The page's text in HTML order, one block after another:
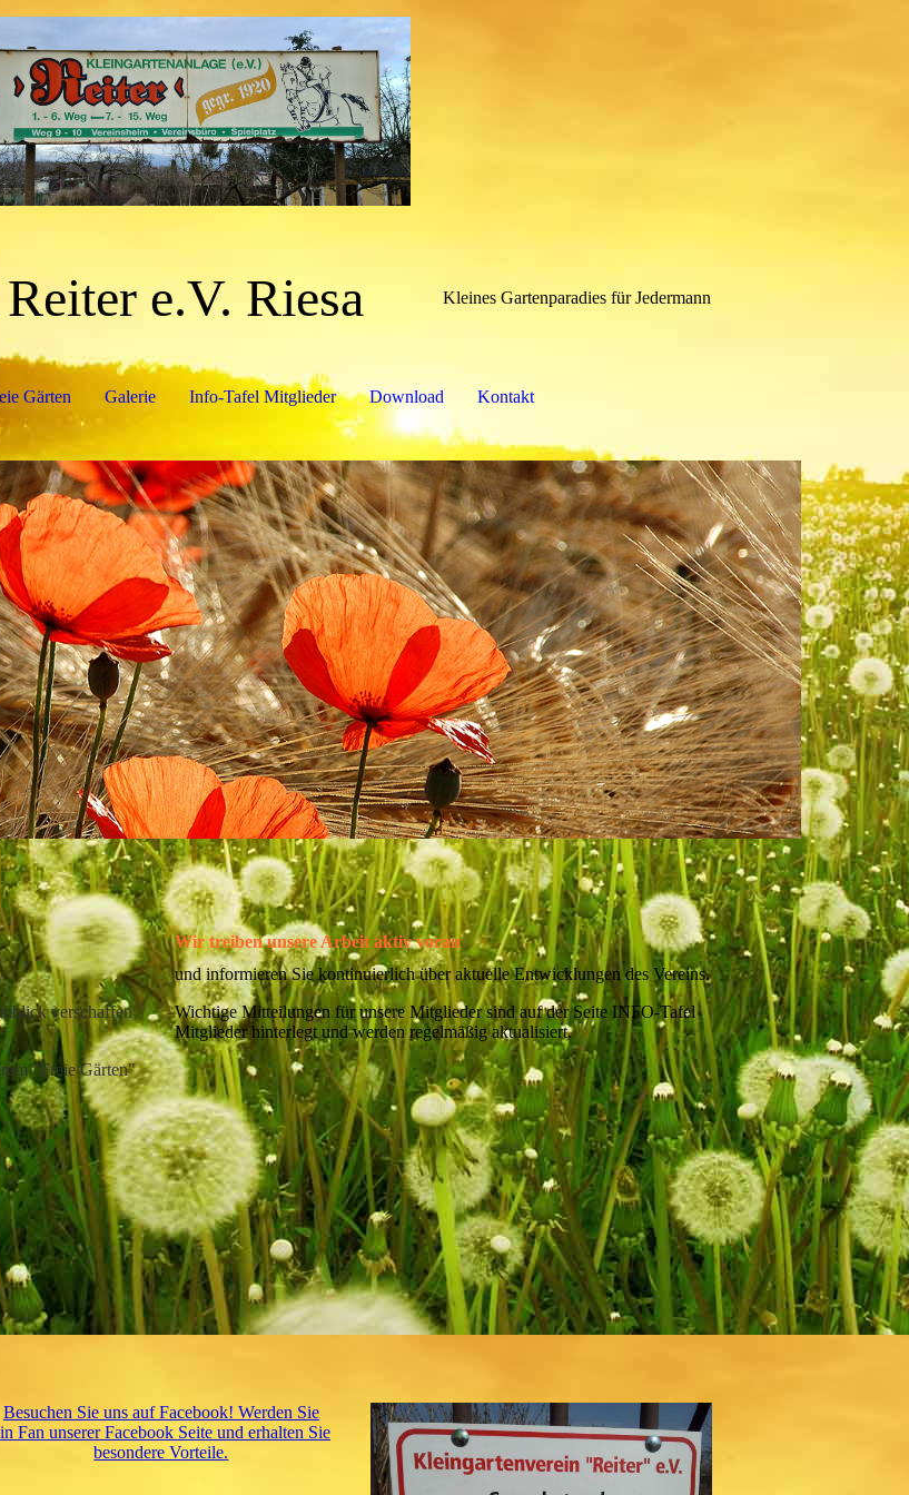
e.V. Riesa Kleines Gartenparadies für Jedermann
Gärten Galerie Info-Tafel Mitglieder Download Kontakt
verschaffen
"Freie Gärten"
Wir treiben unsere Arbeit aktiv voran
und informieren Sie kontinuierlich über aktuelle Entwicklungen des Vereins.
Wichtige Mitteilungen für unsere Mitglieder sind auf der Seite INFO-Tafel
Mitglieder hinterlegt und werden regelmäßig aktualisiert.
Besuchen Sie uns auf Facebook! Werden Sie
Fan unserer Facebook Seite und erhalten Sie
besondere Vorteile.